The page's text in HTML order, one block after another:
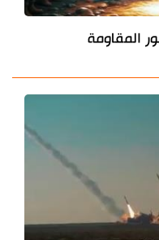
المقاومة